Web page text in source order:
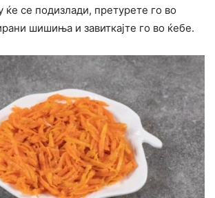
ќе се подизлади, претурете го во
шишиња и завиткајте го во ќебе.